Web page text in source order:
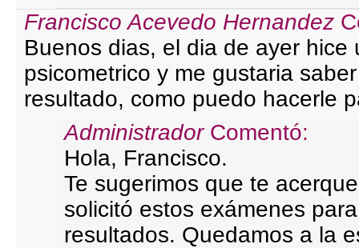
Francisco Acevedo Hernandez
Buenos dias, el dia de ayer hice
psicometrico y me gustaria
resultado, como puedo hacerle
Administrador Comentó:
Hola, Francisco.
Te sugerimos que te
solicitó estos exámenes
resultados. Quedamos a la